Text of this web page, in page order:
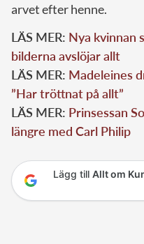
arvet efter henne.
LÄS MER: Nya kvinnan
bilderna avslöjar allt
LÄS MER: Madeleines
”Har tröttnat på allt”
LÄS MER: Prinsessan
längre med Carl Philip
Lägg till Allt om